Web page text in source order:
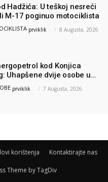
Hadžića: U teškoj nesreći
M-17 poginuo motociklista
prviklik - 8 Augusta, 2026
kod Konjica
Uhapšene dvije osobe u
prviklik - 7 Augusta, 2026
korištenja Kontaktirajte nas
Theme by TagDiv